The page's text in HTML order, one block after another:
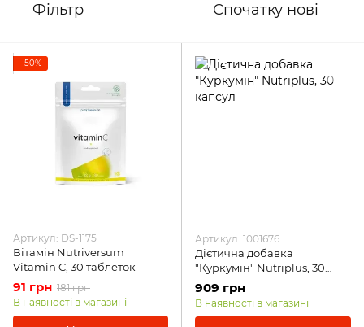
Підвищення тестостерону Інші добавки
Фільтр Спочатку нові
−50%
Артикул: DS-1175
Вітамін Nutriversum
Vitamin C, 30 таблеток
91 грн 181 грн
В наявності в магазині
Артикул: 1001676
Дієтична добавка
"Куркумін" Nutriplus, 30
капсул
909 грн
В наявності в магазині